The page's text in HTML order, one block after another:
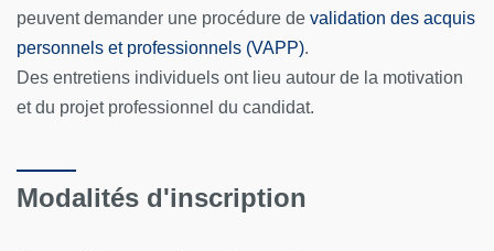
peuvent demander une procédure de validation des acquis
personnels et professionnels (VAPP).
Des entretiens individuels ont lieu autour de la motivation
et du projet professionnel du candidat.
Modalités d'inscription